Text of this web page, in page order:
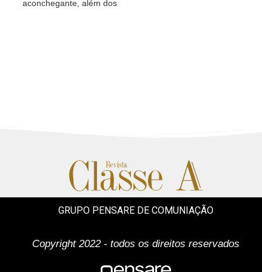
aconchegante, além dos
GRUPO PENSARE DE COMUNIAÇÃO
Copyright 2022 - todos os direitos reservados